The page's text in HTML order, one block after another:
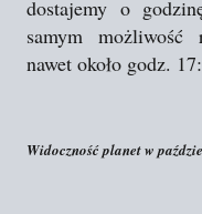
dostajemy o
samym możliwość
nawet około godz.
Widoczność planet w